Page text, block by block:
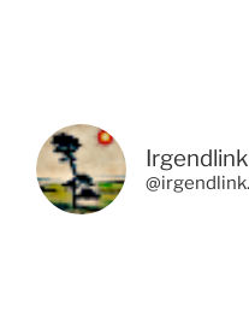
Irgendlink